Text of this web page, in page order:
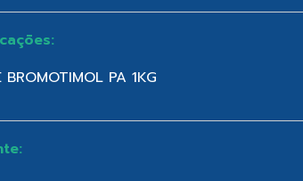
BROMOTIMOL PA 1KG